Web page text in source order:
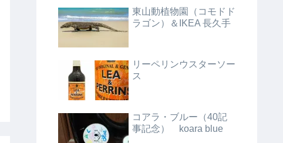
東山動植物園（コモドド
ラゴン）＆IKEA 長久手
リーペリンウスターソー
ス
コアラ・ブルー（40記
事記念） koara blue